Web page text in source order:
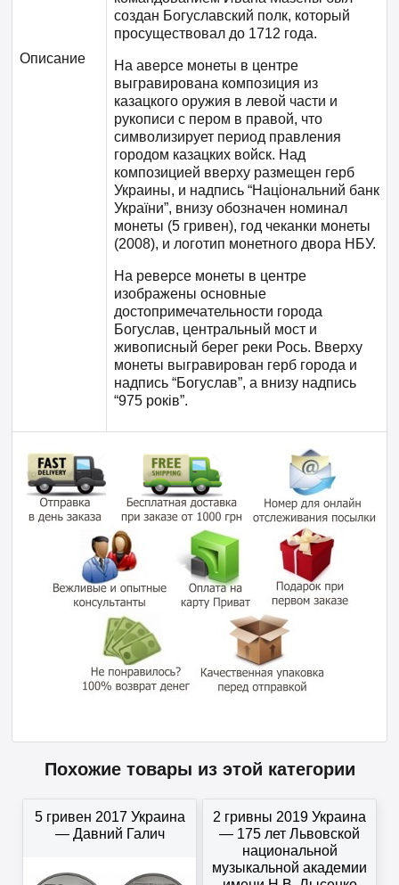
Описание
создан Богуславский полк, который
просуществовал до 1712 года.
На аверсе монеты в центре
выгравирована композиция из
казацкого оружия в левой части и
рукописи с пером в правой, что
символизирует период правления
городом казацких войск. Над
композицией вверху размещен герб
Украины, и надпись “Національний банк
України”, внизу обозначен номинал
монеты (5 гривен), год чеканки монеты
(2008), и логотип монетного двора НБУ.
На реверсе монеты в центре
изображены основные
достопримечательности города
Богуслав, центральный мост и
живописный берег реки Рось. Вверху
монеты выгравирован герб города и
надпись “Богуслав”, а внизу надпись
“975 років”.
Похожие товары из этой категории
5 гривен 2017 Украина
— Давний Галич
2 гривны 2019 Украина
— 175 лет Львовской
национальной
музыкальной академии